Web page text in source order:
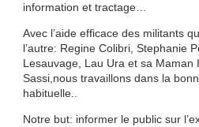
information et tractage…
Avec l’aide efficace des militants
l’autre: Regine Colibri, Stephanie
Lesauvage, Lau Ura et sa Maman
Sassi,nous travaillons dans la
habituelle..
Notre but: informer le public sur